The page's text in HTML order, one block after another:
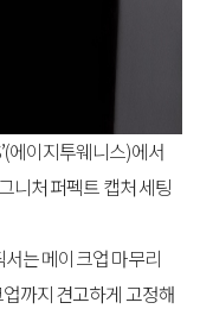
에이지투웨니스)에서
니처퍼펙트캡처세팅
서는메이크업마무리
까지견고하게고정해